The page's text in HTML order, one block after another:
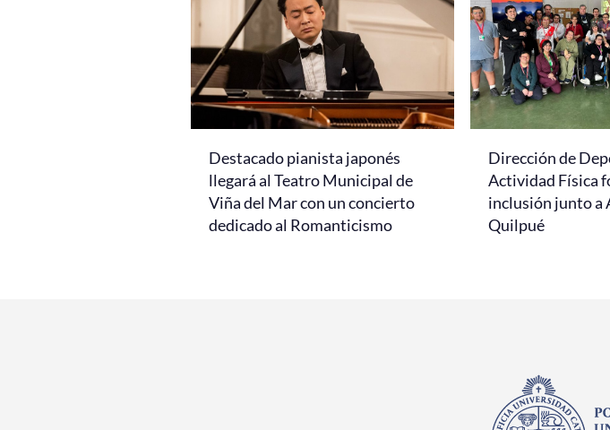
Destacado pianista japonés
llegará al Teatro Municipal de
Viña del Mar con un concierto
dedicado al Romanticismo
Dirección de
Actividad Física
inclusión junto a
Quilpué